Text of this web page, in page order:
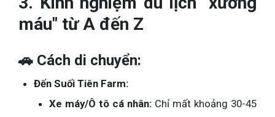
máu" từ A đến Z
🚗 Cách di chuyển:
Đến Suối Tiên Farm:
Xe máy/Ô tô cá nhân: Chỉ mất khoảng 30-45